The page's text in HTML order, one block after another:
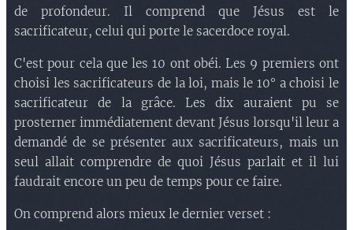
de profondeur. Il comprend que Jésus est le
sacrificateur, celui qui porte le sacerdoce royal.
C'est pour cela que les 10 ont obéi. Les 9 premiers ont
choisi les sacrificateurs de la loi, mais le 10° a choisi le
sacrificateur de la grâce. Les dix auraient pu se
prosterner immédiatement devant Jésus lorsqu'il leur a
demandé de se présenter aux sacrificateurs, mais un
seul allait comprendre de quoi Jésus parlait et il lui
faudrait encore un peu de temps pour ce faire.
On comprend alors mieux le dernier verset :